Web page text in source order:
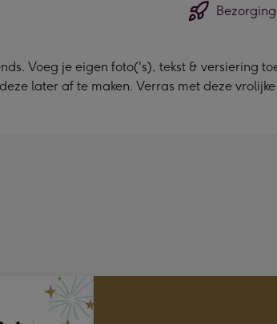
Bezorging
Voeg je eigen foto('s), tekst & versiering
later af te maken. Verras met deze